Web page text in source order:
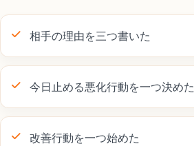
相手の理由を三つ書いた
今日止める悪化行動を一つ決めた
改善行動を一つ始めた